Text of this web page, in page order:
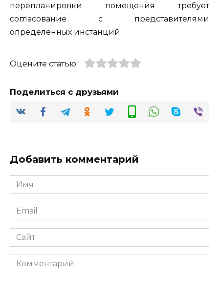
перепланировки помещения требует
согласование с представителями
определенных инстанций.
Оцените статью
Поделиться с друзьями
Добавить комментарий
Имя
*
Email
*
Сайт
Комментарий